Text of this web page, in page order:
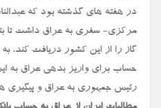
در هفته های گذشته بود که
مرکزی- سفری به عراق داشت تا
گاز را از این کشور دریافت کند،
حساب برای واریز بدهی عراق به
رئیس جمهوری به عراق و پیگیری